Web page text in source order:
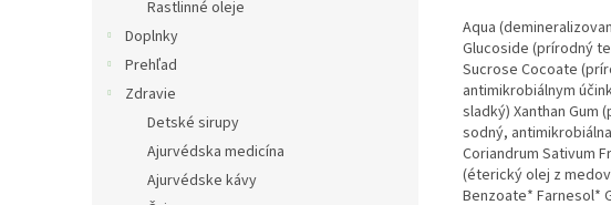
Rastlinné oleje
Doplnky
Prehľad
Zdravie
Detské sirupy
Ajurvédska medicína
Ajurvédske kávy
Aqua
Glucoside (prírodný
Sucrose Cocoate
antimikrobiálnym
sladký) Xanthan
sodný,
Coriandrum Sativum
(éterický olej z
Benzoate* Farnesol*